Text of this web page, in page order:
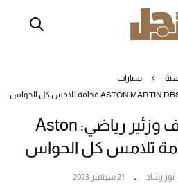
سيارات
بسقف مكشوف وزئير رياضي: Aston
نور رشاد 21 سبتمبر 2023